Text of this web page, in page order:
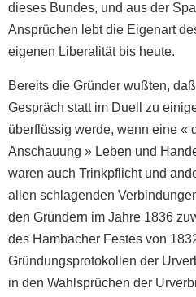
dieses Bundes, und aus der
Ansprüchen lebt die Eigenart
eigenen Liberalität bis heute.
Bereits die Gründer wußten,
Gespräch statt im Duell zu
überflüssig werde, wenn eine «
Anschauung » Leben und
waren auch Trinkpflicht und
allen schlagenden
den Gründern im Jahre 1836
des Hambacher Festes von
Gründungsprotokollen der
in den Wahlsprüchen der